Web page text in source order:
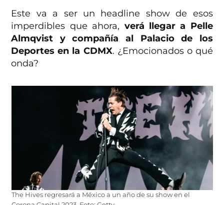
Este va a ser un headline show de esos
imperdibles que ahora, verá llegar a Pelle
Almqvist y compañía al Palacio de los
Deportes en la CDMX. ¿Emocionados o qué
onda?
The Hives regresará a México a un año de su show en el